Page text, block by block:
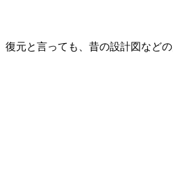
復元と言っても、昔の設計図など